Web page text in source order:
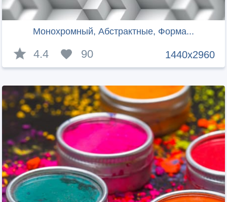
Монохромный, Абстрактные, Форма...
1440x2960
4.4 90